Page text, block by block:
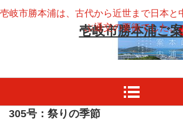
壱岐市勝本浦ご
壱岐市勝本浦は、古代から近世まで日本と
ぶ通交の要衝でした。
305号：祭りの季節